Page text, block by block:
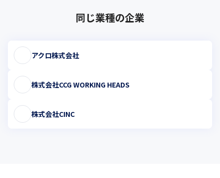
同じ業種の企業
アクロ株式会社
株式会社CCG WORKING HEADS
株式会社CINC